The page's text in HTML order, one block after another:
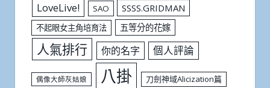
LoveLive! SAO SSSS.GRIDMAN
不起眼女主角培育法 五等分的花嫁
人氣排行 你的名字 個人評論
偶像大師灰姑娘 八掛 刀劍神域Alicization篇